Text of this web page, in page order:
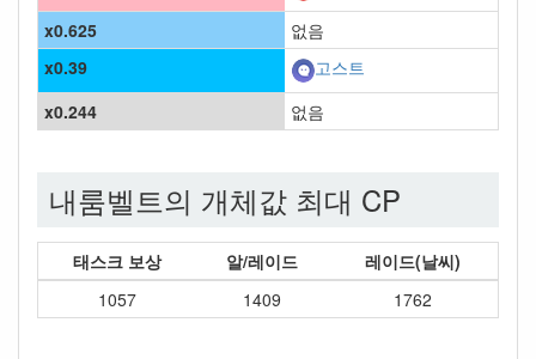
x0.625
없음
x0.39
고스트
x0.244
없음
내룸벨트의 개체값 최대 CP
태스크 보상 알/레이드
레이드(날씨)
1057
1409 1762